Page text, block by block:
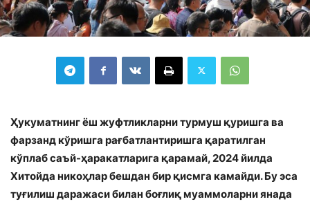
Ҳукуматнинг ёш жуфтликларни турмуш қуришга ва
фарзанд кўришга рағбатлантиришга қаратилган
кўплаб саъй-ҳаракатларига қарамай, 2024 йилда
Хитойда никоҳлар бешдан бир қисмга камайди. Бу эса
туғилиш даражаси билан боғлиқ муаммоларни янада